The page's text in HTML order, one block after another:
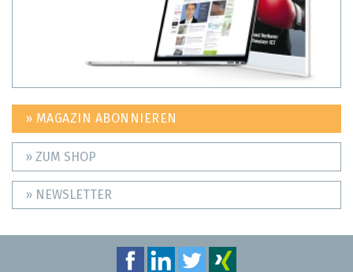
» MAGAZIN ABONNIEREN
» ZUM SHOP
» NEWSLETTER